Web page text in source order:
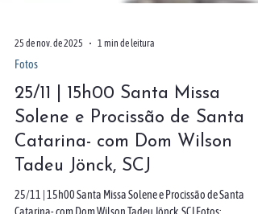
25 de nov. de 2025 1 min de leitura
Fotos
25/11 | 15h00 Santa Missa
Solene e Procissão de Santa
Catarina- com Dom Wilson